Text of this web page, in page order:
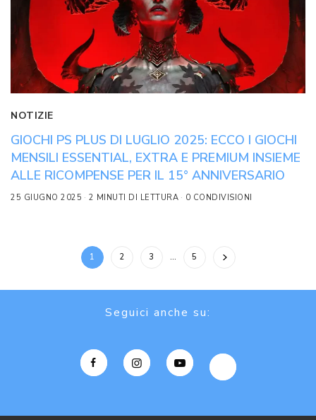
NOTIZIE
GIOCHI PS PLUS DI LUGLIO 2025: ECCO I GIOCHI
MENSILI ESSENTIAL, EXTRA E PREMIUM INSIEME
ALLE RICOMPENSE PER IL 15° ANNIVERSARIO
25 GIUGNO 2025 2 MINUTI DI LETTURA 0 CONDIVISIONI
1 2 3 … 5
Seguici anche su: